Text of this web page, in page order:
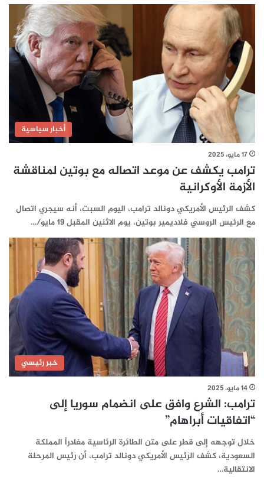
أخبار سياسية
17 مايو، 2025
ترامب يكشف عن موعد اتصاله مع بوتين لمناقشة
الأزمة الأوكرانية
كشف الرئيس الأمريكي دونالد ترامب، اليوم السبت، أنه سيجري اتصال
مع الرئيس الروسي فلاديمير بوتين، يوم الاثنين المقبل 19 مايو/…
خبر رئيسي
14 مايو، 2025
ترامب: الشرع وافق على انضمام سوريا إلى
“اتفاقيات أبراهام”
خلال توجهه إلى قطر على متن الطائرة الرئاسية مغادراً المملكة
السعودية، كشف الرئيس الأمريكي دونالد ترامب، أن رئيس المرحلة
الانتقالية…